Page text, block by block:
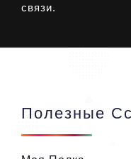
связи.
Полезные